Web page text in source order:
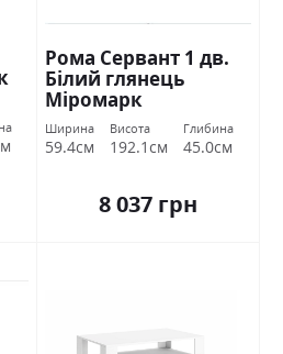
Рома Сервант 1 дв.
Білий глянець
Міромарк
Ширина
59.4см
Висота
192.1см
Глибина
45.0см
8 037 грн